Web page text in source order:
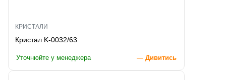
КРИСТАЛИ
Кристал K-0032/63
Уточнюйте у менеджера — Дивитись